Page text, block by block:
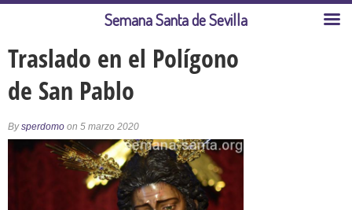
Traslado en el Polígono
de San Pablo
Bysperdomo on 5 marzo 2020
Semana Santa de Sevilla